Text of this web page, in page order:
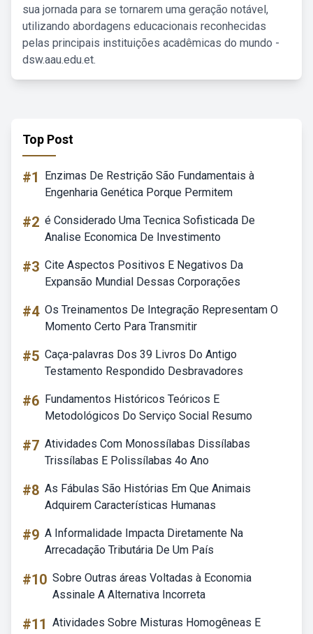
sua jornada para se tornarem uma geração notável,
utilizando abordagens educacionais reconhecidas
pelas principais instituições acadêmicas do mundo -
dsw.aau.edu.et.
Top Post
#1
Enzimas De Restrição São Fundamentais à
Engenharia Genética Porque Permitem
#2 é Considerado Uma Tecnica Sofisticada De
Analise Economica De Investimento
#3 Cite Aspectos Positivos E Negativos Da
Expansão Mundial Dessas Corporações
#4 Os Treinamentos De Integração Representam O
Momento Certo Para Transmitir
#5 Caça-palavras Dos 39 Livros Do Antigo
Testamento Respondido Desbravadores
#6 Fundamentos Históricos Teóricos E
Metodológicos Do Serviço Social Resumo
#7 Atividades Com Monossílabas Dissílabas
Trissílabas E Polissílabas 4o Ano
#8 As Fábulas São Histórias Em Que Animais
Adquirem Características Humanas
#9 A Informalidade Impacta Diretamente Na
Arrecadação Tributária De Um País
#10 Sobre Outras áreas Voltadas à Economia
Assinale A Alternativa Incorreta
#11 Atividades Sobre Misturas Homogêneas E